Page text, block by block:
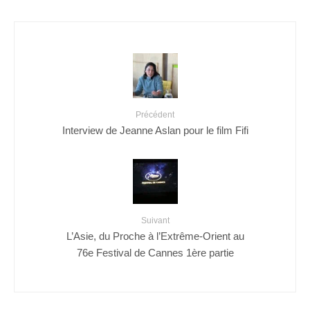
Précédent
Interview de Jeanne Aslan pour le film Fifi
Suivant
L’Asie, du Proche à l’Extrême-Orient au
76e Festival de Cannes 1ère partie